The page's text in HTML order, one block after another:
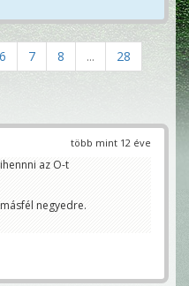
6 7 8 ...
28
több mint 12 éve
az O-t
negyedre.